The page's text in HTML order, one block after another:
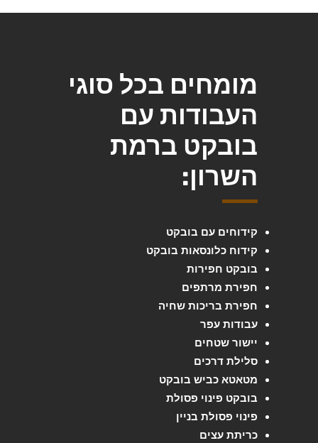
מומחים בכל סוגי
העבודות עם
בובקט ברמת
השרון:
קידוחים עם בובקט
קידוח כלונסאות בובקט
בובקט חפירות
חפירת מרתפים
חפירת בריכות שחיה
עבודות עפר
יישור שטחים
סלילת דרכים
מטאטא כביש בובקט
בובקט פינוי פסולת
פינוי פסולת בניין
כריתת עצים